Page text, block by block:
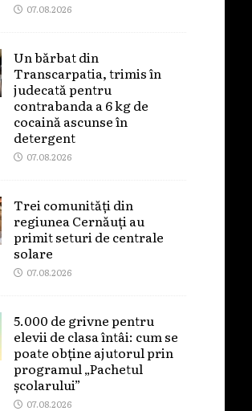
07.08.2026
Un bărbat din
Transcarpatia, trimis în
judecată pentru
contrabanda a 6 kg de
cocaină ascunse în
detergent
07.08.2026
Trei comunități din
regiunea Cernăuți au
primit seturi de centrale
solare
07.08.2026
5.000 de grivne pentru
elevii de clasa întâi: cum se
poate obține ajutorul prin
programul „Pachetul
școlarului”
07.08.2026